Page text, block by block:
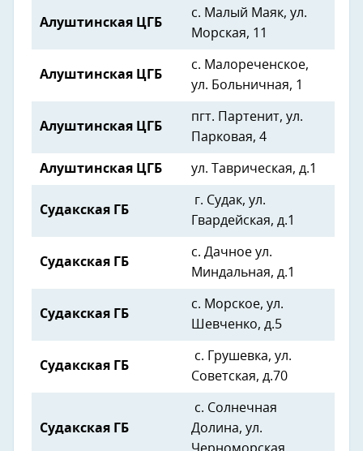
Алуштинская ЦГБ
с. Малый Маяк, ул.
Морская, 11
Алуштинская ЦГБ
с. Малореченское,
ул. Больничная, 1
Алуштинская ЦГБ
пгт. Партенит, ул.
Парковая, 4
Алуштинская ЦГБ ул. Таврическая, д.1
Судакская ГБ
г. Судак, ул.
Гвардейская, д.1
Судакская ГБ
с. Дачное ул.
Миндальная, д.1
Судакская ГБ
с. Морское, ул.
Шевченко, д.5
Судакская ГБ
с. Грушевка, ул.
Советская, д.70
Судакская ГБ
с. Солнечная
Долина, ул.